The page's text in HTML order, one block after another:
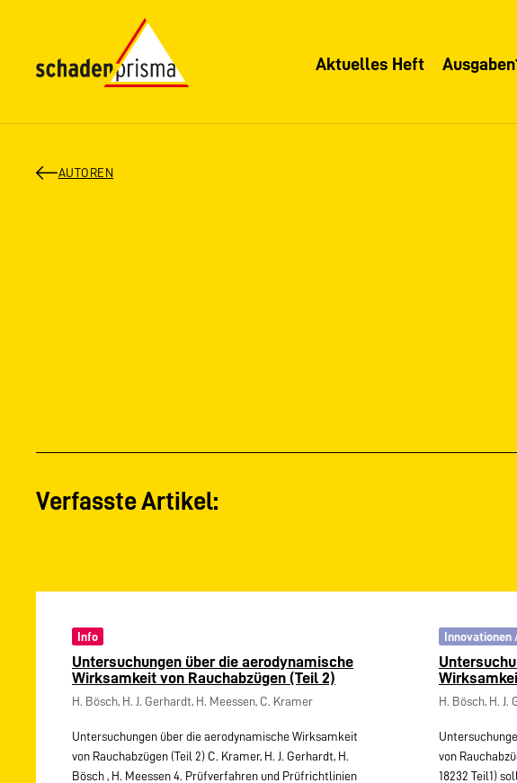
Aktuelles Heft Ausgaben
AUTOREN
Verfasste Artikel:
Info
Untersuchungen über die aerodynamische
Wirksamkeit von Rauchabzügen (Teil 2)
H. Bösch, H. J. Gerhardt, H. Meessen, C. Kramer
Untersuchungen über die aerodynamische Wirksamkeit
von Rauchabzügen (Teil 2) C. Kramer, H. J. Gerhardt, H.
Bösch , H. Meessen 4. Prüfverfahren und Prüfrichtlinien
Innovationen
H. Bösch, H. J.
von
18232 Teil1)